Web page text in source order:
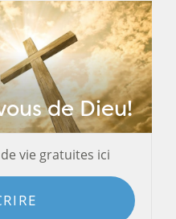
de Dieu!
vie gratuites ici